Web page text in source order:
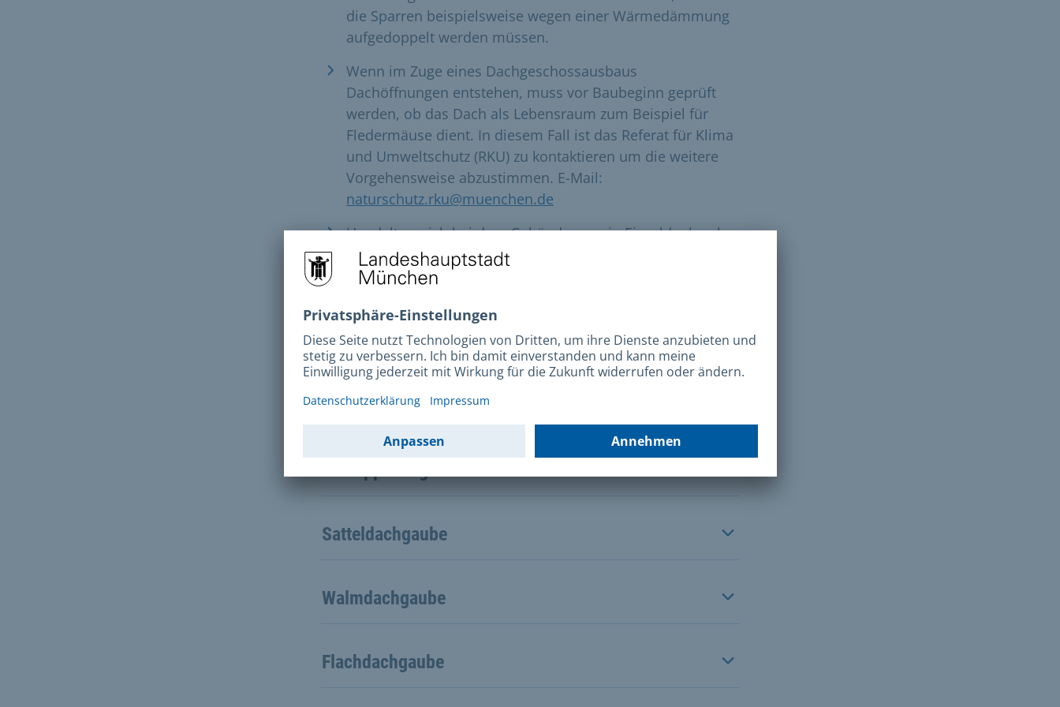
die Sparren beispielsweise wegen einer Wärmedämmung
aufgedoppelt werden müssen.
Wenn im Zuge eines Dachgeschossausbaus
Dachöffnungen entstehen, muss vor Baubeginn geprüft
werden, ob das Dach als Lebensraum zum Beispiel für
Fledermäuse dient. In diesem Fall ist das Referat für Klima
und Umweltschutz (RKU) zu kontaktieren um die weitere
Vorgehensweise abzustimmen. E-Mail:
naturschutz.rku@muenchen.de
Handelt es sich bei dem Gebäude um ein Einzeldenkmal,
ein Gebäude in der Nähe eines Einzeldenkmals oder einen
Ensemblebereich, ist immer eine denkmalschutzrechtliche
Denkmalschutzbehörde beantragt werden.
Grundformen der Gauben
Satteldachgaube
Walmdachgaube
Flachdachgaube